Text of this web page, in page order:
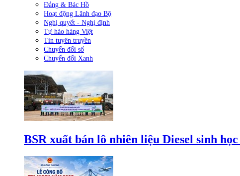
Đảng & Bác Hồ
Hoạt động Lãnh đạo Bộ
Nghị quyết - Nghị định
Tự hào hàng Việt
Tin tuyên truyền
Chuyển đổi số
Chuyển đổi Xanh
BSR xuất bán lô nhiên liệu Diesel sinh